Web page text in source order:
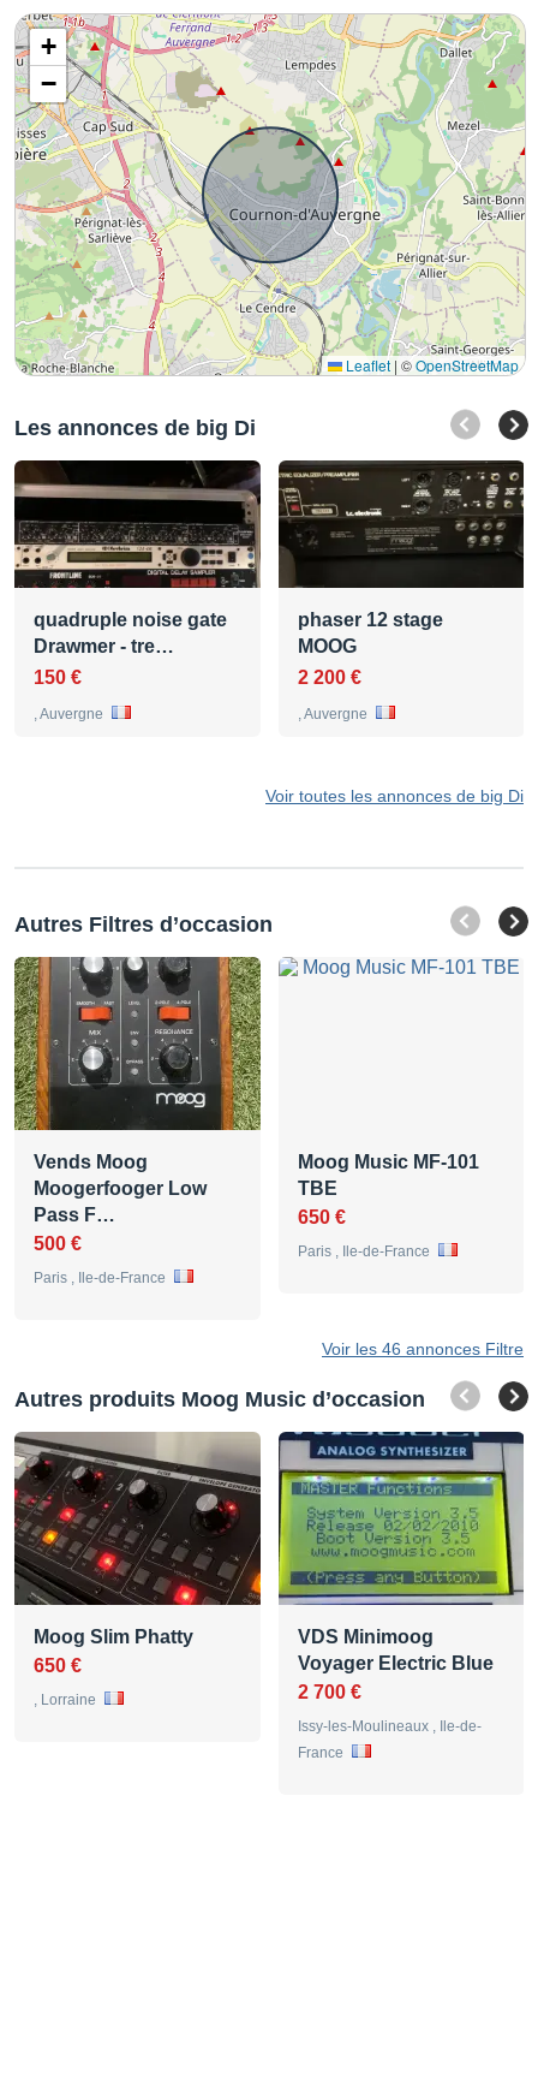
+
−
Leaflet | ©OpenStreetMap
Les annonces de big Di
quadruple noise gate
Drawmer - tre…
150 €
, Auvergne
phaser 12 stage
MOOG
2 200 €
, Auvergne
Voir toutes les annonces de big Di
Autres Filtres d’occasion
Vends Moog
Moogerfooger Low
Pass F…
500 €
Paris , Ile-de-France
Moog Music MF-101
TBE
650 €
Paris , Ile-de-France
Voir les 46 annonces Filtre
Autres produits Moog Music d’occasion
Moog Slim Phatty
650 €
, Lorraine
VDS Minimoog
Voyager Electric Blue
2 700 €
Issy-les-Moulineaux , Ile-de-
France